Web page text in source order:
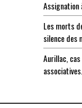
Assignation
Les morts
silence des
Aurillac,
associatives.